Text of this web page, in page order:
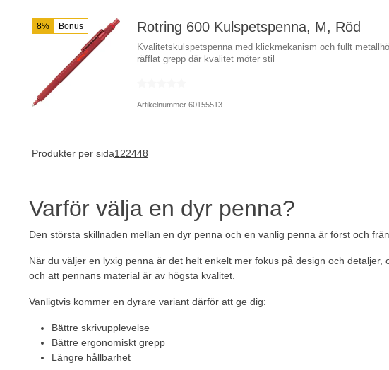
8% Bonus Rotring 600 Kulspetspenna, M, Röd
Kvalitetskulspetspenna med klickmekanism och fullt
räfflat grepp där kvalitet möter stil
Artikelnummer 60155513
Produkter per sida122448
Varför välja en dyr penna?
Den största skillnaden mellan en dyr penna och en vanlig penna är först och
När du väljer en lyxig penna är det helt enkelt mer fokus på design och
och att pennans material är av högsta kvalitet.
Vanligtvis kommer en dyrare variant därför att ge dig:
Bättre skrivupplevelse
Bättre ergonomiskt grepp
Längre hållbarhet